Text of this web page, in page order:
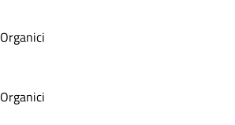
Organici
Organici